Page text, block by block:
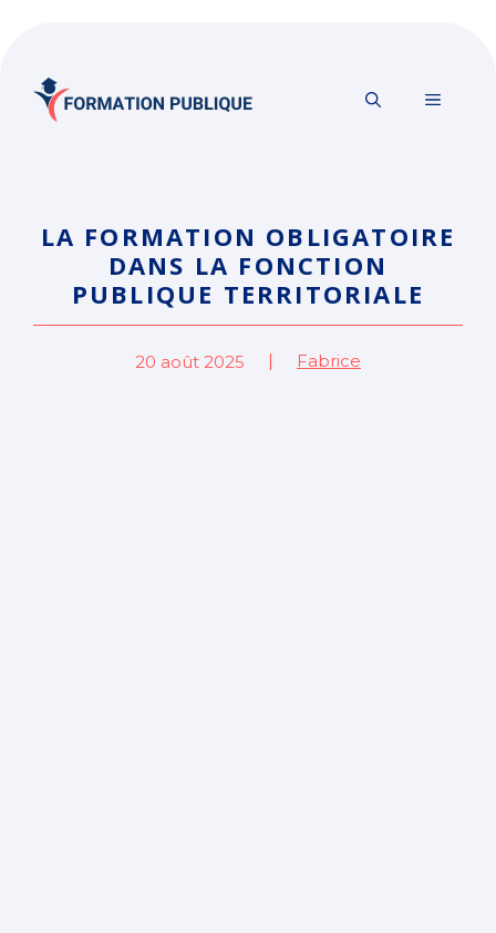
contenu
MENU
LA FORMATION OBLIGATOIRE
DANS LA FONCTION
PUBLIQUE TERRITORIALE
20 août 2025 Fabrice